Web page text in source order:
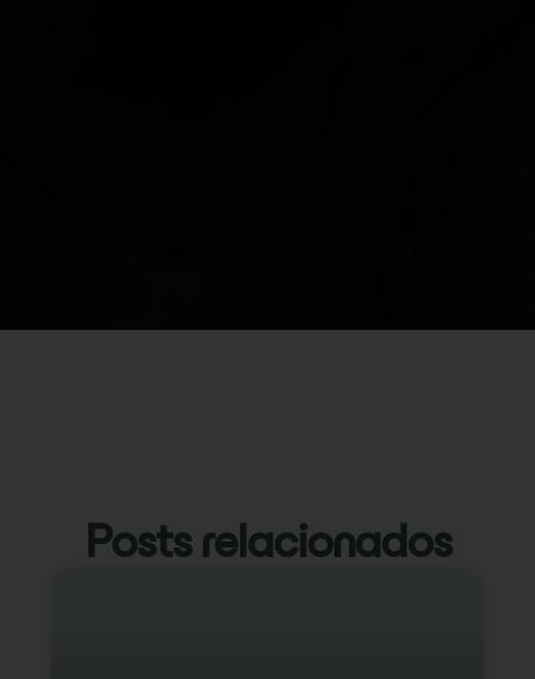
Posts relacionados